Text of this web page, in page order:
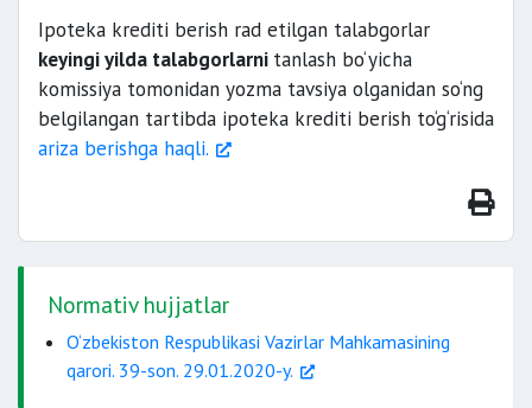
so‘rovnoma-ariza taqdim
etiladi;
ehtiyojmand mehnat
Ipoteka krediti berish rad etilgan talabgorlar
keyingi yilda talabgorlarni tanlash bo‘yicha
komissiya tomonidan yozma tavsiya olganidan so‘ng
belgilangan tartibda ipoteka krediti berish to‘g‘risida
ariza berishga haqli.
Normativ hujjatlar
O‘zbekiston Respublikasi Vazirlar Mahkamasining
qarori. 39-son. 29.01.2020-y.